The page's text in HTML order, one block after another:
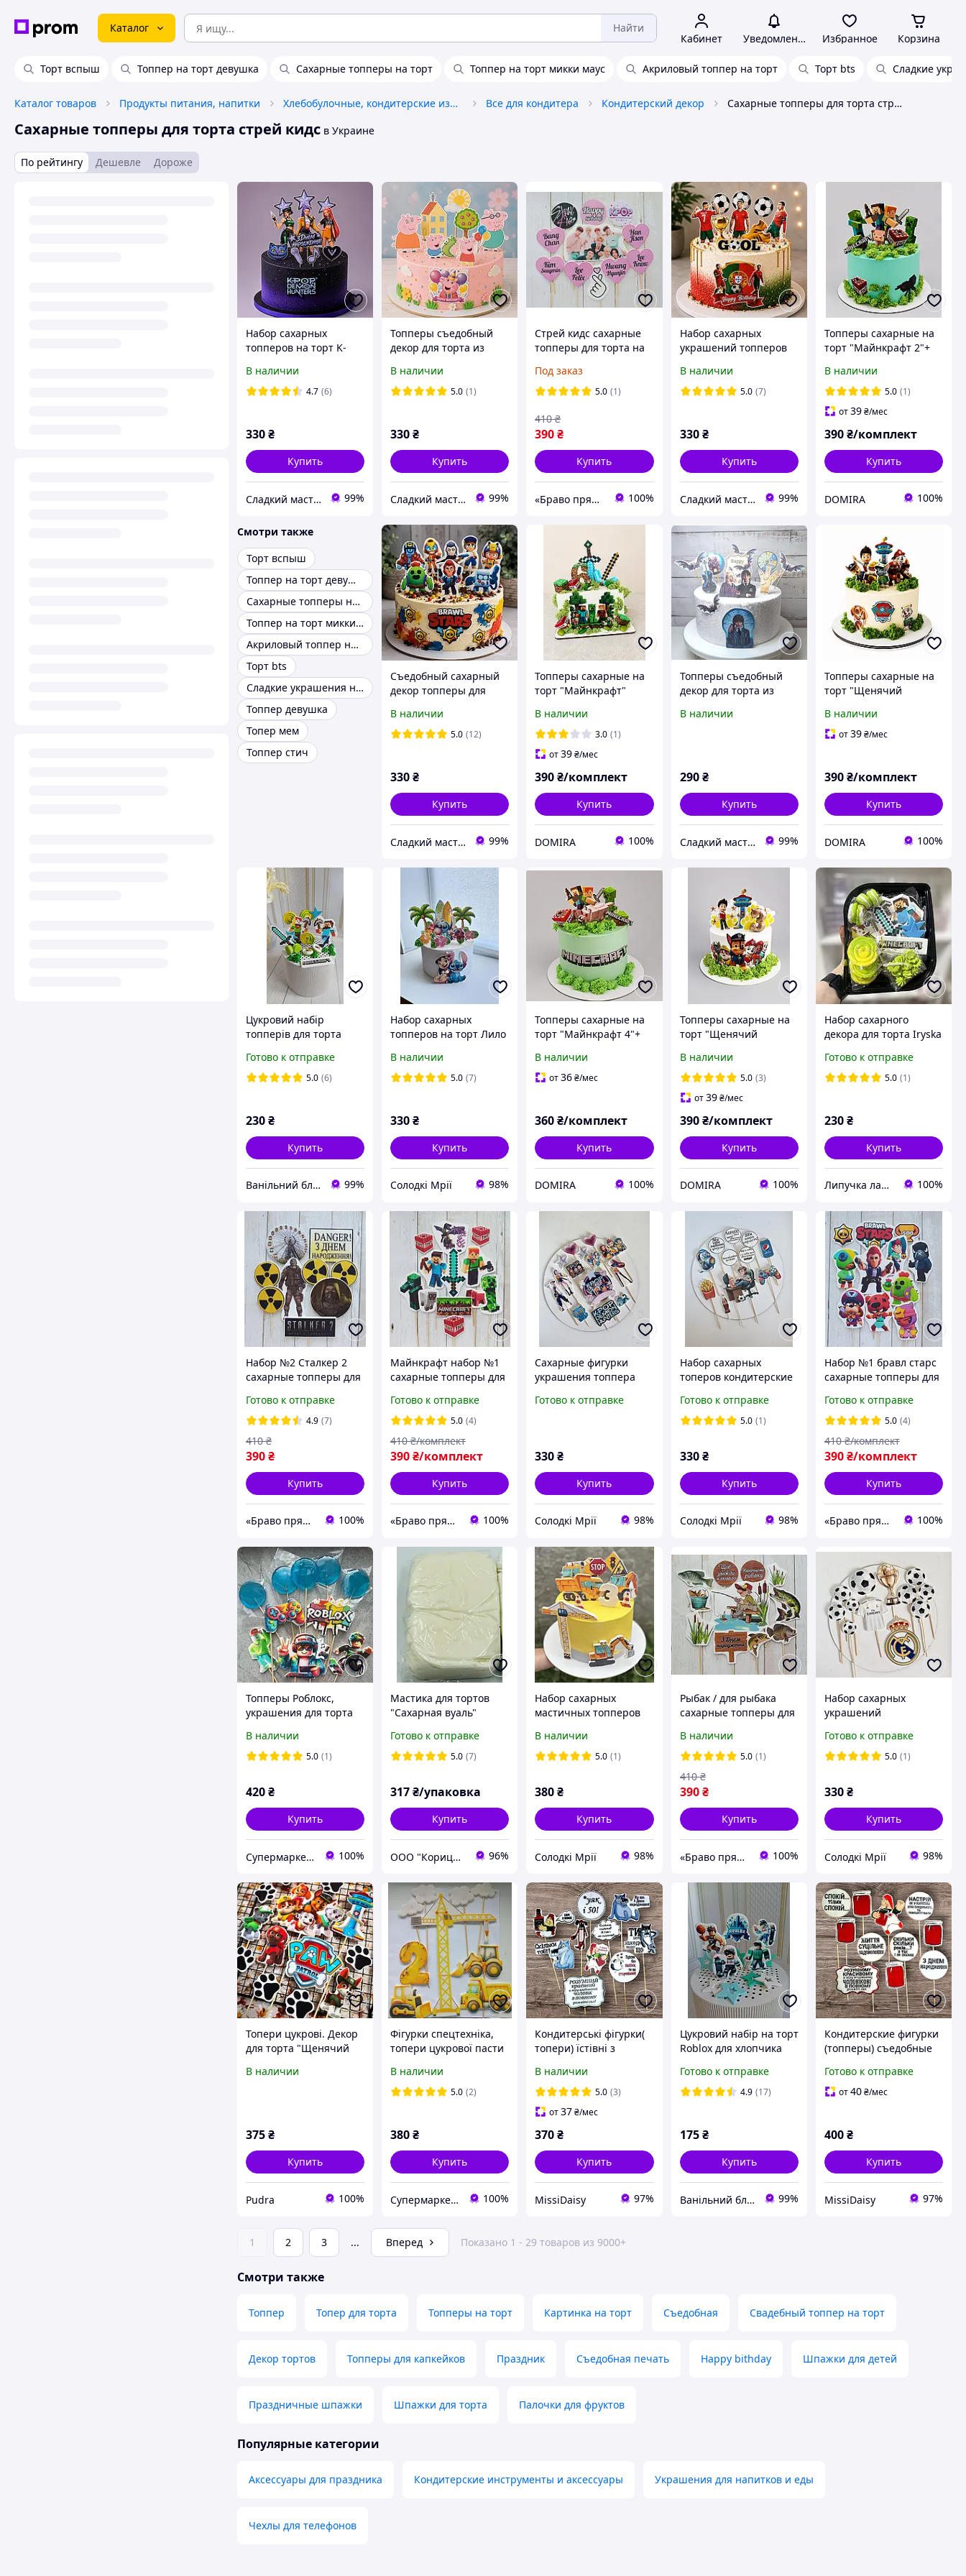
Каталог Найти
Кабинет Уведомления Избранное Корзина
Торт вспыш Топпер на торт девушка Сахарные топперы на торт Топпер на торт микки маус Акриловый топпер на торт Торт bts Сладкие
Каталог товаров Продукты питания, напитки Хлебобулочные, кондитерские изделия Все для кондитера Кондитерский декор Сахарные топперы для торта стрей кидс
Сахарные топперы для торта стрей кидс в Украине
По рейтингу Дешевле Дороже
Набор сахарных
топперов на торт K-
В наличии
4.7 (6)
330₴
Купить
Сладкий мастер 99%
Топперы съедобный
декор для торта из
Свинка Пеппа
В наличии
5.0 (1)
330₴
Купить
Сладкий мастер 99%
Стрей кидс сахарные
топперы для торта на
набор
Под заказ
5.0 (1)
390₴
410 ₴
Купить
«Браво пряник» 100%
Набор сахарных
украшений топперов
футболиста с
Криштиану Роналду
В наличии
5.0 (7)
330 ₴
Купить
Сладкий мастер 99%
Топперы сахарные на
торт "Майнкрафт 2"+
В наличии
5.0 (1)
от39₴/мес
390₴/комплект
Купить
DOMIRA 100%
Смотри также
Торт вспыш
Топпер на торт девушка
Сахарные топперы на торт
Топпер на торт микки маус
Акриловый топпер на торт
Торт bts
Сладкие украшения на торт
Топпер девушка
Топер мем
Топпер стич
Съедобный сахарный
декор топперы для
Brawl Stars", топовые
герои бравлеры
В наличии
5.0 (12)
330₴
Купить
Сладкий мастер 99%
Топперы сахарные на
торт "Майнкрафт"
В наличии
3.0 (1)
от39₴/мес
390₴/комплект
Купить
DOMIRA 100%
Топперы съедобный
декор для торта из
Уэнздей (Венздей,
В наличии
290 ₴
Купить
Сладкий мастер 99%
Топперы сахарные на
торт "Щенячий
декора
В наличии
от39₴/мес
390₴/комплект
Купить
DOMIRA 100%
Цукровий набір
топперів для торта
(Майнкрафт), їстівний
декор для геймерів
Готово к отправке
5.0 (6)
230₴
Купить
Ванільний блиск для кондитера 99%
Набор сахарных
топперов на торт Лило
В наличии
5.0 (7)
330₴
Купить
Солодкі Мрії 98%
Топперы сахарные на
торт "Майнкрафт 4"+
В наличии
от36₴/мес
360₴/комплект
Купить
DOMIRA 100%
Топперы сахарные на
торт "Щенячий
В наличии
5.0 (3)
от39 ₴/мес
390 ₴/комплект
Купить
DOMIRA 100%
Набор сахарного
декора для торта Iryska
элементов
Готово к отправке
5.0 (1)
230₴
Купить
Липучка лавка кондитера 100%
Набор №2 Сталкер 2
сахарные топперы для
большой набор
Готово к отправке
4.9 (7)
390₴
410 ₴
Купить
«Браво пряник» 100%
Майнкрафт набор №1
сахарные топперы для
большой набор
Готово к отправке
5.0 (4)
390₴/комплект
410 ₴/комплект
Купить
«Браво пряник» 100%
Сахарные фигурки
украшения топпера
hunters" k-pop ,
Готово к отправке
330₴
Купить
Солодкі Мрії 98%
Набор сахарных
топеров кондитерские
мальчика для сына
"Геймера"
Готово к отправке
5.0 (1)
330 ₴
Купить
Солодкі Мрії 98%
Набор №1 бравл старс
сахарные топперы для
большой набор
Готово к отправке
5.0 (4)
390₴/комплект
410 ₴/комплект
Купить
«Браво пряник» 100%
Топперы Роблокс,
украшения для торта
сахарный набор
Роблокс
В наличии
5.0 (1)
420₴
Купить
Супермаркет кондитера 100%
Мастика для тортов
"Сахарная вуаль"
(Турция) 1 кг
Готово к отправке
5.0 (7)
317₴/упаковка
Купить
ООО "Корица" Ингредиенты, декор, упаковка от ведущих европейских производителей для кондитеров 96%
Набор сахарных
мастичных топперов
Спецтехника
строительная техника
В наличии
5.0 (1)
380₴
Купить
Солодкі Мрії 98%
Рыбак / для рыбака
сахарные топперы для
большой набор топеры
для мужчины
В наличии
5.0 (1)
390 ₴
410 ₴
Купить
«Браво пряник» 100%
Набор сахарных
украшений
торт для мальчика
Футбол Роналдо
Готово к отправке
5.0 (1)
330₴
Купить
Солодкі Мрії 98%
Топери цукрові. Декор
для торта "Щенячий
В наличии
375₴
Купить
Pudra 100%
Фігурки спецтехніка,
топери цукрової пасти
картинки на день
народження, топери
В наличии
5.0 (2)
380₴
Купить
Супермаркет кондитера 100%
Кондитерські фігурки(
топери) їстівні з
торт"Для чоловіка"
(українська мова)
В наличии
5.0 (3)
от37₴/мес
370₴
Купить
MissiDaisy 97%
Цукровий набір на торт
Roblox для хлопчика
Готово к отправке
4.9 (17)
175 ₴
Купить
Ванільний блиск для кондитера 99%
Кондитерские фигурки
(топперы) съедобные
на торт " Карлсон" для
мужчины в полном
Готово к отправке
от40₴/мес
400₴
Купить
MissiDaisy 97%
1 2 3 ... Вперед Показано 1 - 29 товаров из 9000+
Смотри также
Топпер Топер для торта Топперы на торт Картинка на торт Съедобная Свадебный топпер на торт
Декор тортов Топперы для капкейков Праздник Съедобная печать Happy bithday Шпажки для детей
Праздничные шпажки Шпажки для торта Палочки для фруктов
Популярные категории
Аксессуары для праздника Кондитерские инструменты и аксессуары Украшения для напитков и еды
Чехлы для телефонов